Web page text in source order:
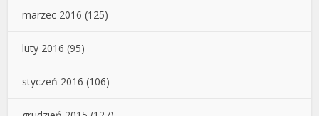
marzec 2016 (125)
luty 2016 (95)
styczeń 2016 (106)